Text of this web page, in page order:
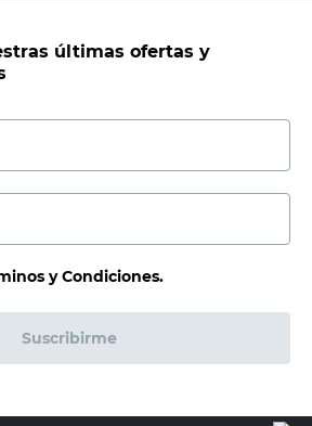
últimas ofertas y
y Condiciones.
Suscribirme